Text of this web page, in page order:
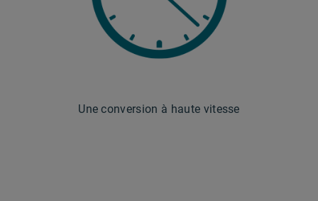
Une conversion à haute vitesse